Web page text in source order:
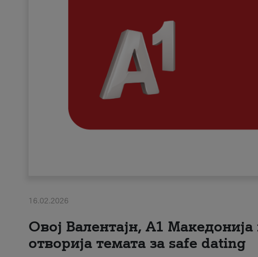
16.02.2026
Овој Валентајн, A1
отворија темата за safe dating